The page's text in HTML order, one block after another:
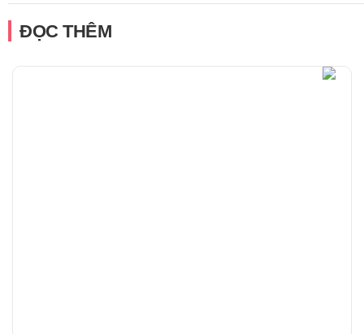
ĐỌC THÊM